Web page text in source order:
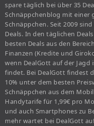
spare täglich bei über 35
Schnäppchenblog mit einer
Schnäppchen. Seit 2009
Deals. In den täglichen
besten Deals aus den
Finanzen (Kredite und
wenn DealGott auf der
findet. Bei DealGott findest
10% unter dem besten
Schnäppchen aus dem
Handytarife für 1,99€ pro
und auch Smartphones zu
mehr wartet bei DealGott